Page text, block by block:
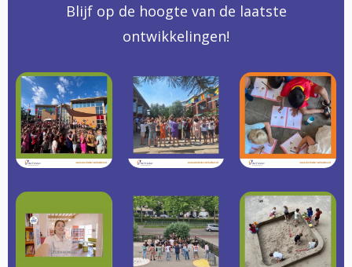
Blijf op de hoogte van de laatste
ontwikkelingen!